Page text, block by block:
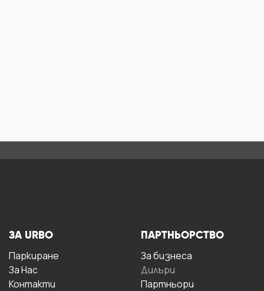
ЗА URBO
Паркиране
За Hас
Контакти
ПАРТНЬОРСТВО
За бизнесa
Дилъри
Партньори